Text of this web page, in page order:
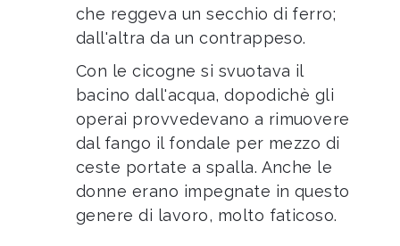
che reggeva un secchio di ferro;
dall'altra da un contrappeso.
Con le cicogne si svuotava il
bacino dall'acqua, dopodichè gli
operai provvedevano a rimuovere
dal fango il fondale per mezzo di
ceste portate a spalla. Anche le
donne erano impegnate in questo
genere di lavoro, molto faticoso.